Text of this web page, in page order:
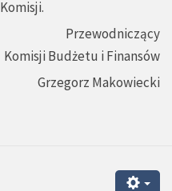
Przewodniczący
Komisji Budżetu i Finansów
Grzegorz Makowiecki